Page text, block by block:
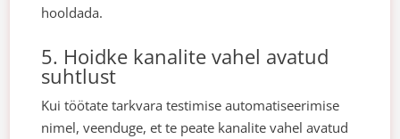
hooldada.
5. Hoidke kanalite vahel avatud
suhtlust
Kui töötate tarkvara testimise automatiseerimise
nimel, veenduge, et te peate kanalite vahel avatud